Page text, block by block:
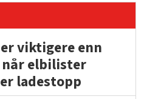
viktigere enn
elbilister
ladestopp